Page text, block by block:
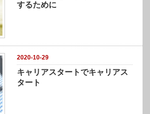
するために
2020-10-29
キャリアスタートでキャリアス
タート